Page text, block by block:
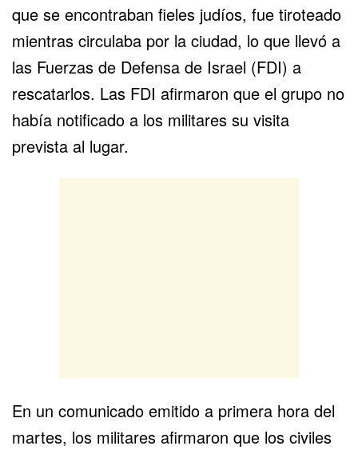
que se encontraban fieles judíos, fue tiroteado
mientras circulaba por la ciudad, lo que llevó a
las Fuerzas de Defensa de Israel (FDI) a
rescatarlos. Las FDI afirmaron que el grupo no
había notificado a los militares su visita
prevista al lugar.
En un comunicado emitido a primera hora del
martes, los militares afirmaron que los civiles